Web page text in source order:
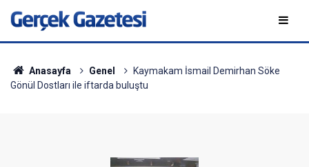
Anasayfa Genel
Kaymakam İsmail Demirhan Söke
Gönül Dostları ile iftarda buluştu